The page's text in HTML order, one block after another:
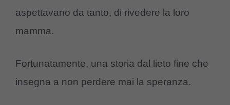
aspettavano da tanto, di rivedere la loro
mamma.
Fortunatamente, una storia dal lieto fine che
insegna a non perdere mai la speranza.